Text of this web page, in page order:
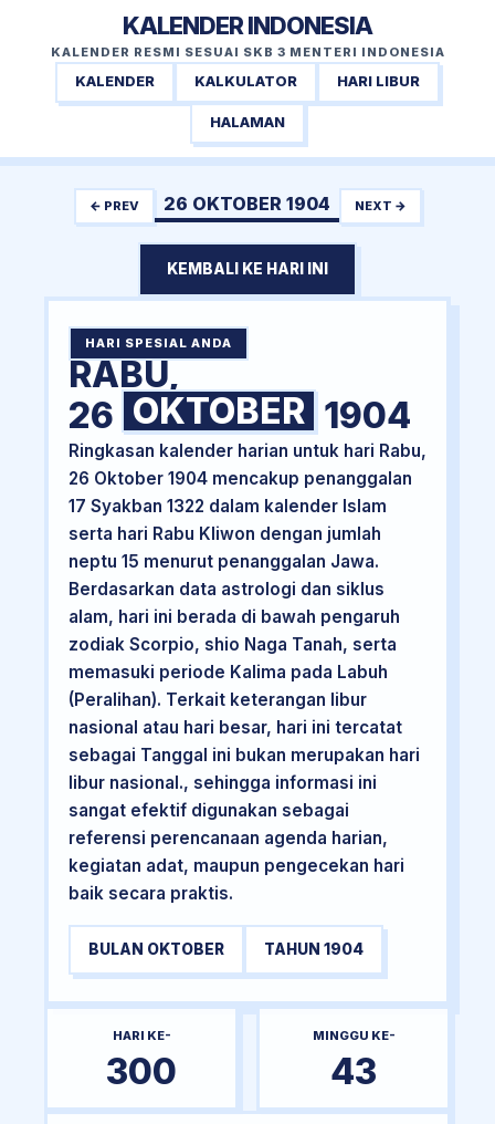
KALENDER INDONESIA
KALENDER RESMI SESUAI SKB 3 MENTERI INDONESIA
KALENDER KALKULATOR HARI LIBUR
HALAMAN
← PREV 26 OKTOBER 1904 NEXT →
KEMBALI KE HARI INI
HARI SPESIAL ANDA
RABU,
26 OKTOBER 1904
Ringkasan kalender harian untuk hari Rabu,
26 Oktober 1904 mencakup penanggalan
17 Syakban 1322 dalam kalender Islam
serta hari Rabu Kliwon dengan jumlah
neptu 15 menurut penanggalan Jawa.
Berdasarkan data astrologi dan siklus
alam, hari ini berada di bawah pengaruh
zodiak Scorpio, shio Naga Tanah, serta
memasuki periode Kalima pada Labuh
(Peralihan). Terkait keterangan libur
nasional atau hari besar, hari ini tercatat
sebagai Tanggal ini bukan merupakan hari
libur nasional., sehingga informasi ini
sangat efektif digunakan sebagai
referensi perencanaan agenda harian,
kegiatan adat, maupun pengecekan hari
baik secara praktis.
BULAN OKTOBER TAHUN 1904
HARI KE-
300
MINGGU KE-
43